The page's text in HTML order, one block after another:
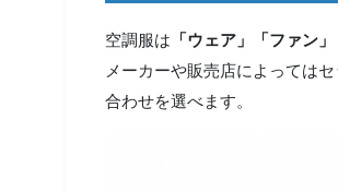
空調服は 「ウェア」「ファン
メーカーや販売店によっては
合わせを選べます。